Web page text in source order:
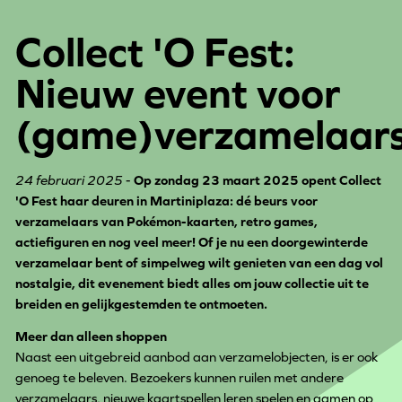
Collect 'O Fest:
Nieuw event voor
24 februari 2025- Op zondag 23 maart 2025 opent Collect
'O Fest haar deuren in Martiniplaza: dé beurs voor
verzamelaars van Pokémon-kaarten, retro games,
actiefiguren en nog veel meer! Of je nu een doorgewinterde
verzamelaar bent of simpelweg wilt genieten van een dag vol
nostalgie, dit evenement biedt alles om jouw collectie uit te
breiden en gelijkgestemden te ontmoeten.
Meer dan alleen shoppen
Naast een uitgebreid aanbod aan verzamelobjecten, is er ook
genoeg te beleven. Bezoekers kunnen ruilen met andere
verzamelaars, nieuwe kaartspellen leren spelen en gamen op